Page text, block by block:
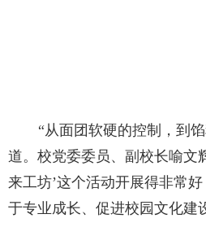
“从面团软硬的控制，到
道。校党委委员、副校长喻文
来工坊’这个活动开展得非常
于专业成长、促进校园文化建